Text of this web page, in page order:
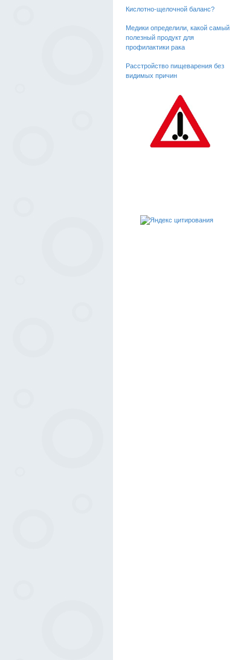
Кислотно-щелочной баланс?
Медики определили, какой самый
полезный продукт для
профилактики рака
Расстройство пищеварения без
видимых причин